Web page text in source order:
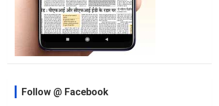
Follow @ Facebook